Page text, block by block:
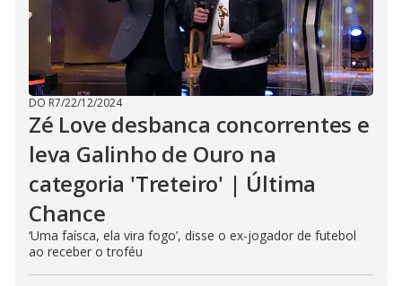
DO R7/22/12/2024
Zé Love desbanca concorrentes e
leva Galinho de Ouro na
categoria 'Treteiro' | Última
Chance
‘Uma faísca, ela vira fogo’, disse o ex-jogador de futebol
ao receber o troféu